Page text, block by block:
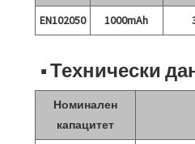
EN102050
1000mAh
■ Технически
Номинален
капацитет